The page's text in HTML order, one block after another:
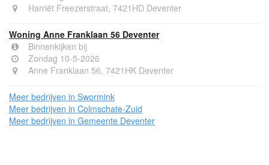
Harriët Freezerstraat, 7421HD Deventer
Woning Anne Franklaan 56 Deventer
Binnenkijken bij
Zondag 10-5-2026
Anne Franklaan 56, 7421HK Deventer
Meer bedrijven in Swormink
Meer bedrijven in Colmschate-Zuid
Meer bedrijven in Gemeente Deventer